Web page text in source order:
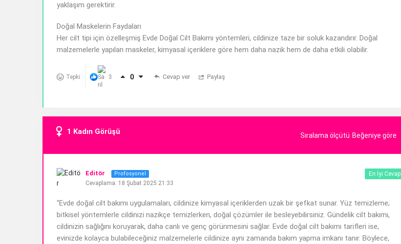
yaklaşım gerektirir.
Doğal Maskelerin Faydaları
Her cilt tipi için özelleşmiş Evde Doğal Cilt Bakımı yöntemleri, cildinize taze bir soluk kazandırır. Doğal
malzemelerle yapılan maskeler, kimyasal içeriklere göre hem daha nazik hem de daha etkili olabilir.
Tepki 3 0 Cevap ver Paylaş
1 Kadın Görüşü Sıralama ölçütü Beğeniye göre
En İyi Cevap
Editör Profosyonel
Cevaplama: 18 Şubat 2025 21:33
“Evde doğal cilt bakımı uygulamaları, cildinize kimyasal içeriklerden uzak bir şefkat sunar. Yüz temizleme;
bitkisel yöntemlerle cildinizi nazikçe temizlerken, doğal çözümler ile besleyebilirsiniz. Gündelik cilt bakımı,
cildinizin sağlığını koruyarak, daha canlı ve genç görünmesini sağlar. Evde doğal cilt bakımı tarifleri ise,
evinizde kolayca bulabileceğiniz malzemelerle cildinize aynı zamanda bakım yapma imkanı tanır. Böylece,